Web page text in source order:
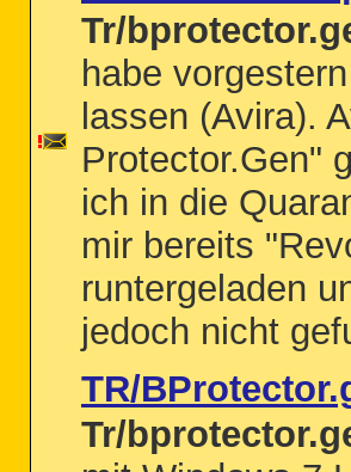
Tr/
habe
lassen (Avira).
Protector.Gen"
ich in die
mir bereits
runtergeladen
jedoch nicht
TR/
Tr/